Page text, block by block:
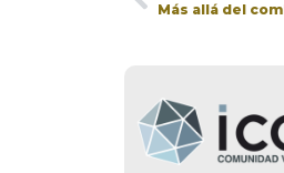
Más allá del